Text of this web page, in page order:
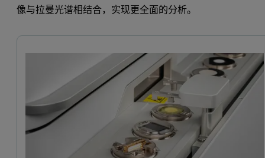
像与拉曼光谱相结合，实现更全面的分析。